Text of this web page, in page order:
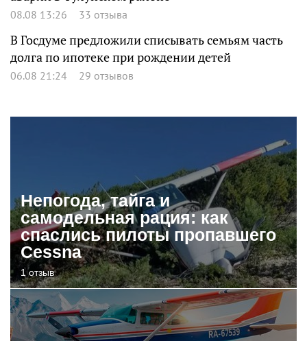
08.08 13:26 33 отзыва
В Госдуме предложили списывать семьям часть
долга по ипотеке при рождении детей
06.08 21:24 29 отзывов
Непогода, тайга и
самодельная рация: как
спаслись пилоты пропавшего
Cessna
1 отзыв